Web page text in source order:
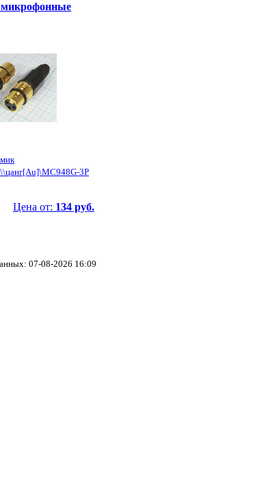
3P
Цена от: 134 руб.
07-08-2026 16:09